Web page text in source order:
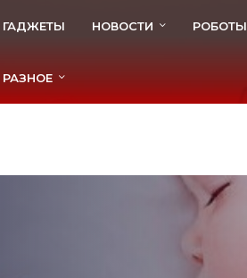
ГАДЖЕТЫ НОВОСТИ РОБОТЫ
РАЗНОЕ